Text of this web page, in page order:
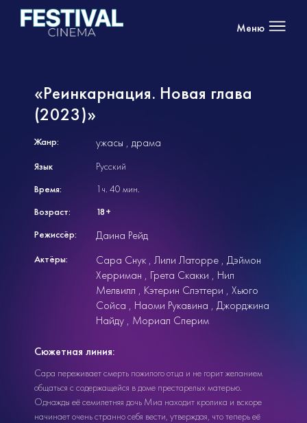
Меню
«Реинкарнация. Новая глава
(2023)»
Жанр: ужасы драма
Язык
Русский
Время:
1ч. 40 мин.
Возраст:
18+
Режиссёр:
Даина Рейд
Актёры: Сара Снук Лили Латорре Дэймон
Херриман
Грета Скакки
Нил
Мелвилл
Кэтерин Слэттери
Хьюго
Сойса
Наоми Рукавина
Джорджина
Найду
Мориал Сперим
Сюжетная линия:
Сара переживает смерть пожилого отца и не горит желанием
общаться с содержащейся в доме престарелых матерью.
Однажды её семилетняя дочь Миа находит кролика и вскоре
начинает очень странно себя вести, утверждая, что теперь её